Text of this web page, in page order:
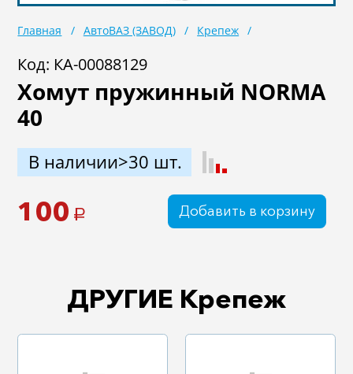
Масла
Иномарки
Крепеж колесный
Садовая техника
Инструмент
Лодки и моторы
Электроинструмент
и оснастка
Главная АвтоВАЗ (ЗАВОД) Крепеж
Код: КА-00088129
Хомут пружинный NORMA
40
В наличии>30 шт.
100 a Добавить в корзину
ДРУГИЕ Крепеж